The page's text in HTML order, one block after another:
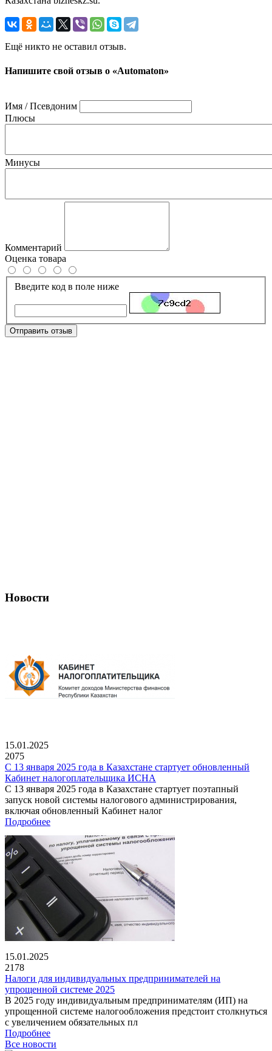
Ещё никто не оставил отзыв.
Напишите свой отзыв о «Automaton»
Имя / Псевдоним
Плюсы
Минусы
Комментарий
Оценка товара
Введите код в поле ниже
Отправить отзыв
Новости
15.01.2025
2075
С 13 января 2025 года в Казахстане стартует обновленный
Кабинет налогоплательщика ИСНА
С 13 января 2025 года в Казахстане стартует поэтапный
запуск новой системы налогового администрирования,
включая обновленный Кабинет налог
Подробнее
15.01.2025
2178
Налоги для индивидуальных предпринимателей на
упрощенной системе 2025
В 2025 году индивидуальным предпринимателям (ИП) на
упрощенной системе налогообложения предстоит столкнуться
с увеличением обязательных пл
Подробнее
Все новости